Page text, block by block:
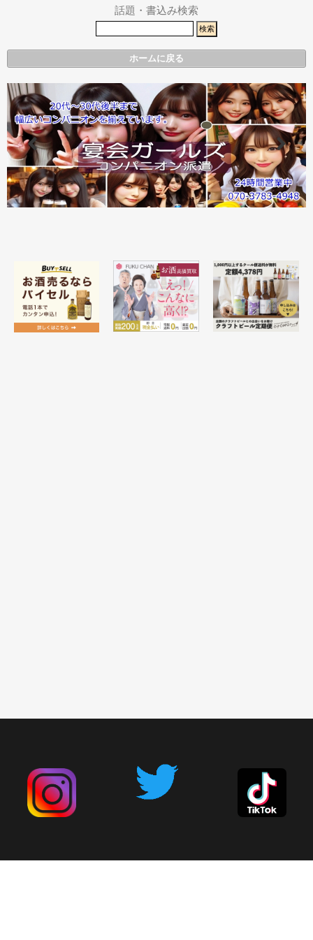
話題・書込み検索
ホームに戻る